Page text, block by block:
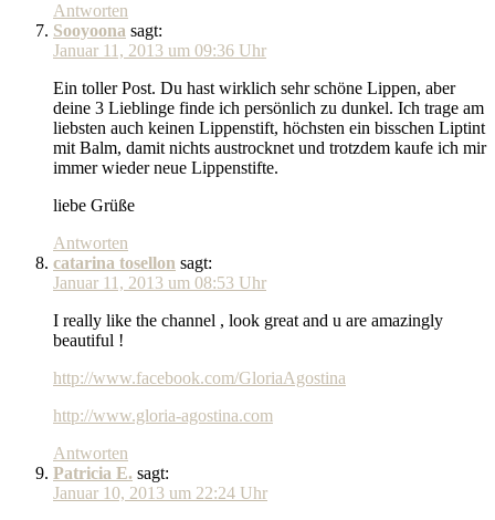
Antworten
Sooyoona sagt:
Januar 11, 2013 um 09:36 Uhr
Ein toller Post. Du hast wirklich sehr schöne Lippen, aber
deine 3 Lieblinge finde ich persönlich zu dunkel. Ich trage am
liebsten auch keinen Lippenstift, höchsten ein bisschen Liptint
mit Balm, damit nichts austrocknet und trotzdem kaufe ich mir
immer wieder neue Lippenstifte.
liebe Grüße
Antworten
catarina tosellon sagt:
Januar 11, 2013 um 08:53 Uhr
I really like the channel , look great and u are amazingly
beautiful !
http://www.facebook.com/GloriaAgostina
http://www.gloria-agostina.com
Antworten
Patricia E. sagt:
Januar 10, 2013 um 22:24 Uhr